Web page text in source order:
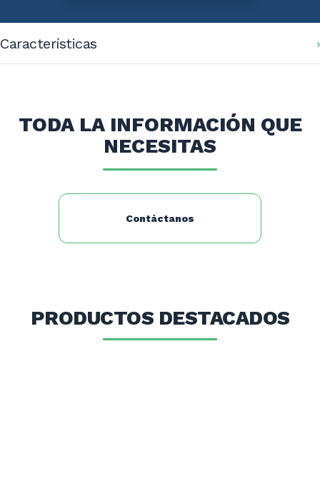
Características
Profundidad: 29 cms.
TODA LA INFORMACIÓN QUE
NECESITAS
Contáctanos
PRODUCTOS DESTACADOS